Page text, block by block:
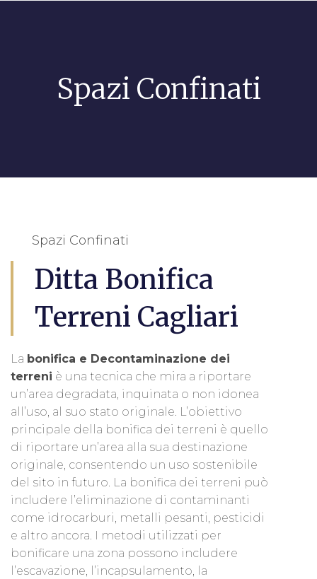
Spazi Confinati
Spazi Confinati
Ditta Bonifica
Terreni Cagliari
La bonifica e Decontaminazione dei
terreni è una tecnica che mira a riportare
un’area degradata, inquinata o non idonea
all’uso, al suo stato originale. L’obiettivo
principale della bonifica dei terreni è quello
di riportare un’area alla sua destinazione
originale, consentendo un uso sostenibile
del sito in futuro. La bonifica dei terreni può
includere l’eliminazione di contaminanti
come idrocarburi, metalli pesanti, pesticidi
e altro ancora. I metodi utilizzati per
bonificare una zona possono includere
l’escavazione, l’incapsulamento, la